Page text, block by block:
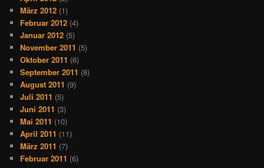
März 2012 (1)
Februar 2012 (4)
Januar 2012 (5)
November 2011 (5)
Oktober 2011 (6)
September 2011 (8)
August 2011 (9)
Juli 2011 (5)
Juni 2011 (3)
Mai 2011 (10)
April 2011 (11)
März 2011 (7)
Februar 2011 (6)